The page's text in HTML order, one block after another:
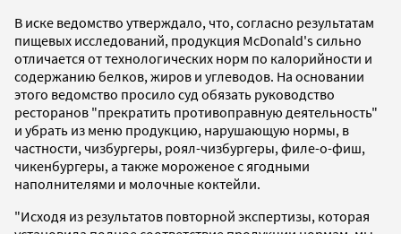
В иске ведомство утверждало, что, согласно результатам
пищевых исследований, продукция McDonald's сильно
отличается от технологических норм по калорийности и
содержанию белков, жиров и углеводов. На основании
этого ведомство просило суд обязать руководство
ресторанов "прекратить противоправную деятельность"
и убрать из меню продукцию, нарушающую нормы, в
частности, чизбургеры, роял-чизбургеры, филе-о-фиш,
чикенбургеры, а также мороженое с ягодными
наполнителями и молочные коктейли.
"Исходя из результатов повторной экспертизы, которая